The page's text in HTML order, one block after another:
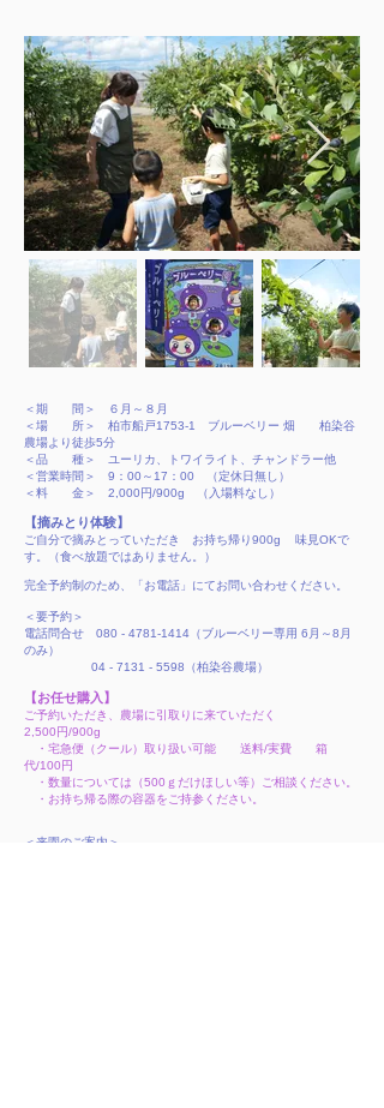
＜期 間 ＞
６月～８月
＜場 所＞ 柏市船戸1753-1 ブルーベリー 畑 柏染谷
農場より徒歩5分
＜品 種＞ ユーリカ、トワイライト、チャンドラー他
＜営業時間＞ 9：00～17：00 （定休日無し）
＜料 金＞ 2,000円/900g （入場料なし）
【摘みとり体験】
ご自分で摘みとっていただき お持ち帰り900g
味見OKで
す。（食べ放題ではありません。）
完全予約制のため、「お電話」にてお問い合わせください。
＜要予約＞
電話問合せ 080 - 4781-1414 （ブルーベリー専用 6月～8月
のみ）
04 - 7131 - 5598 （柏染谷農場）
【お任せ購入】
ご予約いただき、農場に引取りに来ていただく
2,500円/900g
・宅急便（クール）取り扱い可能 送料/実費 箱
代/100円
・数量については（500ｇだけほしい等）ご相談ください。
・お持ち帰る際の容器をご持参ください。
＜来園のご案内＞